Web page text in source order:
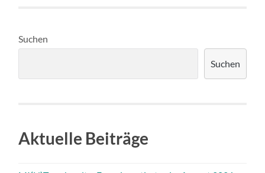
Suchen
Suchen
Aktuelle Beiträge